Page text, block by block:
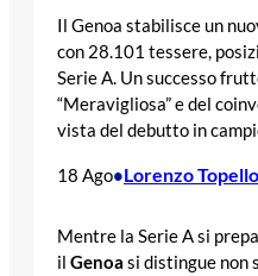
Il Genoa stabilisce un
con 28.101 tessere,
Serie A. Un successo
“Meravigliosa” e del
vista del debutto in
18 Ago•Lorenzo Topello
Mentre la Serie A si
il Genoa si distingue non